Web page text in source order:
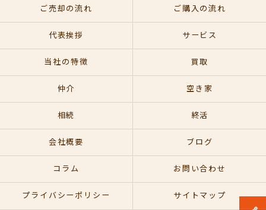
ご売却の流れ ご購入の流れ
代表挨拶 サービス
当社の特徴 買取
仲介 空き家
相続 終活
会社概要 ブログ
コラム お問い合わせ
プライバシーポリシー サイトマップ